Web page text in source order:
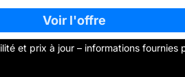
et prix à jour – informations fournies